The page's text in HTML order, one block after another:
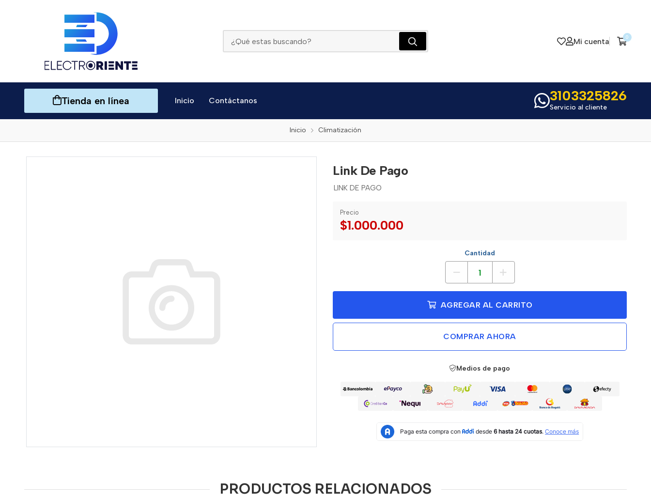
Mi cuenta 0
Tienda en línea Inicio Contáctanos 3103325826
Servicio al cliente
Inicio Climatización
Link De Pago
LINK DE PAGO
Precio
$1.000.000
Cantidad
AGREGAR AL CARRITO
COMPRAR AHORA
Medios de pago
PRODUCTOS RELACIONADOS